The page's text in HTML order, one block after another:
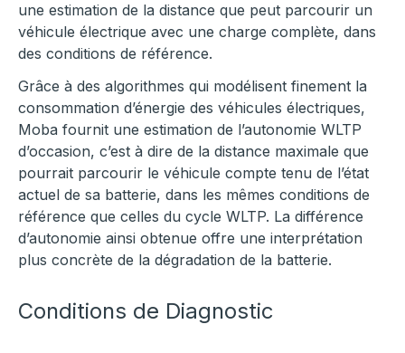
une estimation de la distance que peut parcourir un
véhicule électrique avec une charge complète, dans
des conditions de référence.
Grâce à des algorithmes qui modélisent finement la
consommation d’énergie des véhicules électriques,
Moba fournit une estimation de l’autonomie WLTP
d’occasion, c’est à dire de la distance maximale que
pourrait parcourir le véhicule compte tenu de l’état
actuel de sa batterie, dans les mêmes conditions de
référence que celles du cycle WLTP. La différence
d’autonomie ainsi obtenue offre une interprétation
plus concrète de la dégradation de la batterie.
Conditions de Diagnostic